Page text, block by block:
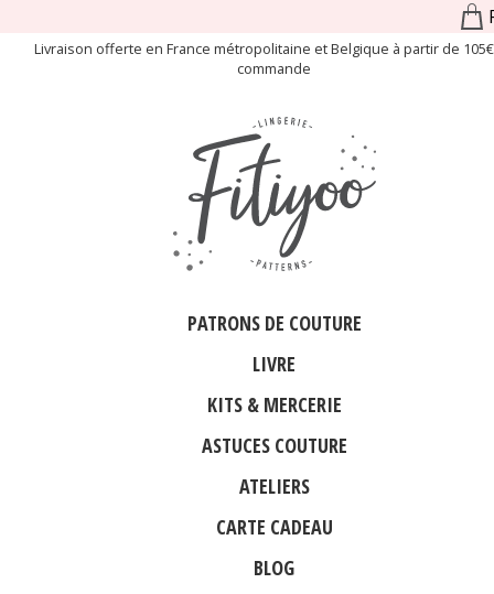
Livraison offerte en France métropolitaine et Belgique à partir de
commande
PATRONS DE COUTURE
LIVRE
KITS & MERCERIE
ASTUCES COUTURE
ATELIERS
CARTE CADEAU
BLOG